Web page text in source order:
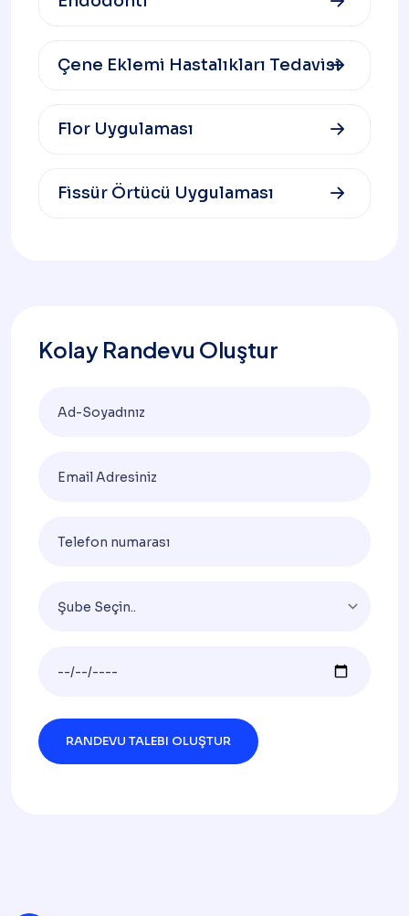
Çene Eklemi Hastalıkları Tedavisi
Flor Uygulaması
Fissür Örtücü Uygulaması
Kolay Randevu Oluştur